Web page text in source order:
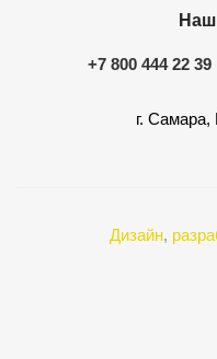
+7 800 444 22 39
г.
Дизайн,